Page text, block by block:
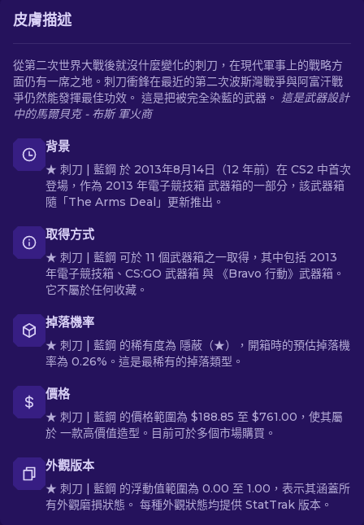
皮膚描述
從第二次世界大戰後就沒什麼變化的刺刀，在現代軍事上的戰略方
面仍有一席之地。刺刀衝鋒在最近的第二次波斯灣戰爭與阿富汗戰
爭仍然能發揮最佳功效。 這是把被完全染藍的武器。 這是武器設計
中的馬爾貝克 - 布斯 軍火商
背景
★ 刺刀 | 藍鋼 於 2013年8月14日（12 年前）在 CS2 中首次
登場，作為 2013 年電子競技箱 武器箱的一部分，該武器箱
隨「The Arms Deal」更新推出。
取得方式
★ 刺刀 | 藍鋼 可於 11 個武器箱之一取得，其中包括 2013
年電子競技箱、CS:GO 武器箱 與 《Bravo 行動》武器箱。
它不屬於任何收藏。
掉落機率
★ 刺刀 | 藍鋼 的稀有度為 隱蔽（★），開箱時的預估掉落機
率為 0.26%。這是最稀有的掉落類型。
價格
★ 刺刀 | 藍鋼 的價格範圍為 $188.85 至 $761.00，使其屬
於 一款高價值造型。目前可於多個市場購買。
外觀版本
★ 刺刀 | 藍鋼 的浮動值範圍為 0.00 至 1.00，表示其涵蓋所
有外觀磨損狀態。 每種外觀狀態均提供 StatTrak 版本。